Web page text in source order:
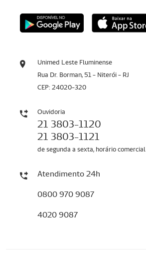
Unimed Leste Fluminense
Rua Dr. Borman, 51 - Niterói - RJ
CEP: 24020-320
Ouvidoria
21 3803-1120
21 3803-1121
de segunda a sexta, horário comercial
Atendimento 24h
0800 970 9087
4020 9087